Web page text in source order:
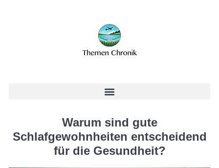
Warum sind gute
Schlafgewohnheiten entscheidend
für die Gesundheit?